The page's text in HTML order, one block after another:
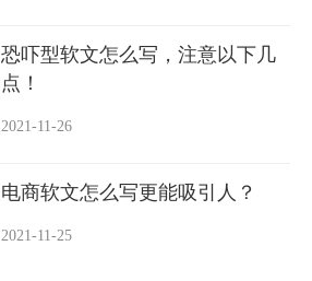
恐吓型软文怎么写，注意以下几
点！
2021-11-26
电商软文怎么写更能吸引人？
2021-11-25